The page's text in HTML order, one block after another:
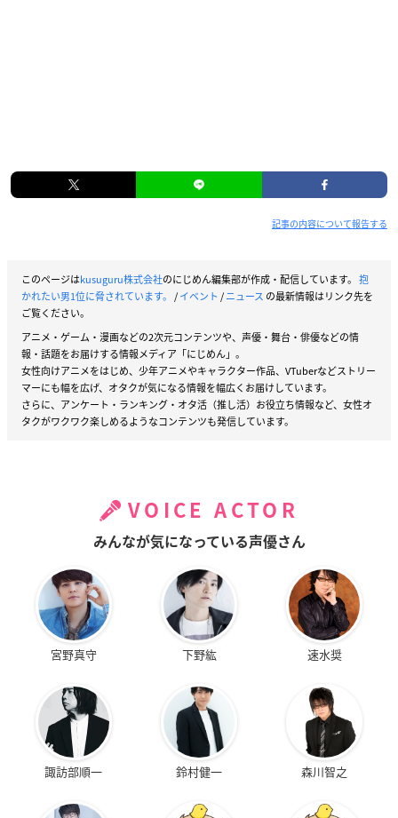
記事の内容について報告する
このページはkusuguru株式会社のにじめん編集部が作成・配信しています。 抱
かれたい男1位に脅されています。 /イベント /ニュース の最新情報はリンク先を
ご覧ください。
アニメ・ゲーム・漫画などの2次元コンテンツや、声優・舞台・俳優などの情
報・話題をお届けする情報メディア「にじめん」。
女性向けアニメをはじめ、少年アニメやキャラクター作品、VTuberなどストリー
マーにも幅を広げ、オタクが気になる情報を幅広くお届けしています。
さらに、アンケート・ランキング・オタ活（推し活）お役立ち情報など、女性オ
タクがワクワク楽しめるようなコンテンツも発信しています。
VOICE ACTOR
みんなが気になっている声優さん
宮野真守 下野紘 速水奨
諏訪部順一 鈴村健一 森川智之